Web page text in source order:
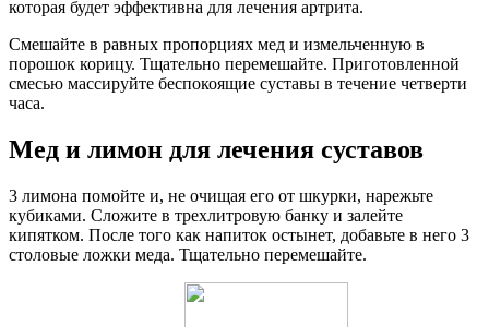
которая будет эффективна для лечения артрита.
Смешайте в равных пропорциях мед и измельченную в
порошок корицу. Тщательно перемешайте. Приготовленной
смесью массируйте беспокоящие суставы в течение четверти
часа.
Мед и лимон для лечения суставов
3 лимона помойте и, не очищая его от шкурки, нарежьте
кубиками. Сложите в трехлитровую банку и залейте
кипятком. После того как напиток остынет, добавьте в него 3
столовые ложки меда. Тщательно перемешайте.